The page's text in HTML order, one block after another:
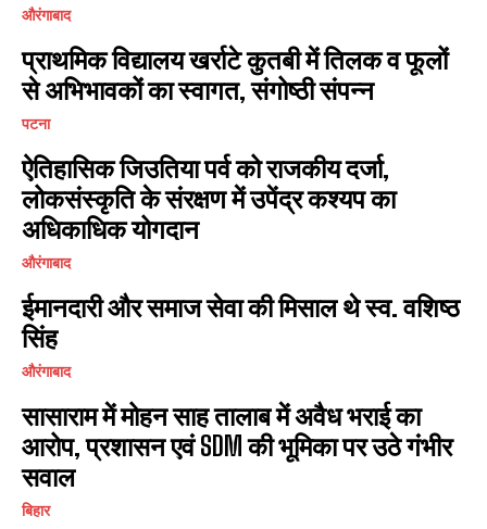
औरंगाबाद
प्राथमिक विद्यालय खर्राटे कुतबी में तिलक व फूलों
से अभिभावकों का स्वागत, संगोष्ठी संपन्न
पटना
ऐतिहासिक जिउतिया पर्व को राजकीय दर्जा,
लोकसंस्कृति के संरक्षण में उपेंद्र कश्यप का
अधिकाधिक योगदान
औरंगाबाद
ईमानदारी और समाज सेवा की मिसाल थे स्व. वशिष्ठ
सिंह
औरंगाबाद
सासाराम में मोहन साह तालाब में अवैध भराई का
आरोप, प्रशासन एवं SDM की भूमिका पर उठे गंभीर
सवाल
बिहार